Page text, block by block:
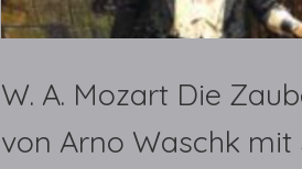
W. A. Mozart Die
von Arno Waschk